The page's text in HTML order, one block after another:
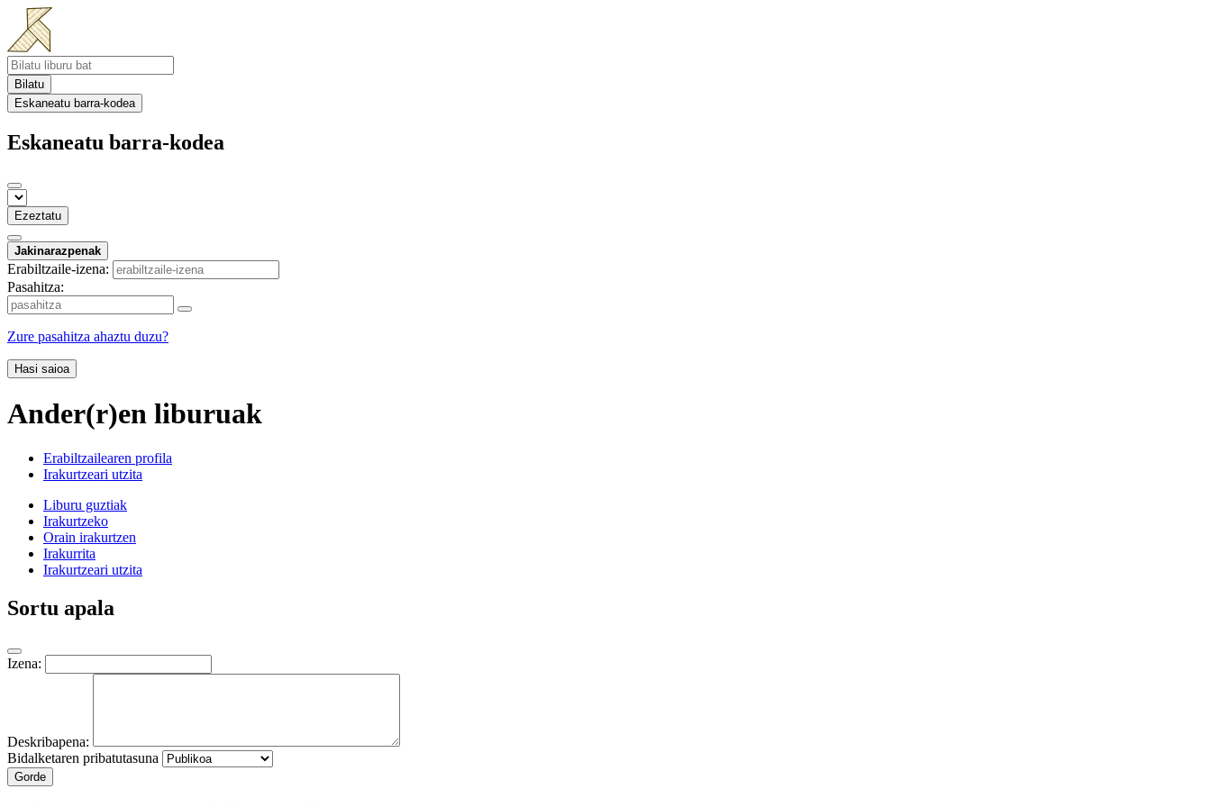
Bilatu
Eskaneatu barra-kodea
Eskaneatu barra-kodea
Ezeztatu
Jakinarazpenak
Erabiltzaile-izena:
Pasahitza:
Zure pasahitza ahaztu duzu?
Hasi saioa
Ander(r)en liburuak
Erabiltzailearen profila
Irakurtzeari utzita
Liburu guztiak
Irakurtzeko
Orain irakurtzen
Irakurrita
Irakurtzeari utzita
Sortu apala
Izena:
Deskribapena:
Bidalketaren pribatutasuna
Gorde